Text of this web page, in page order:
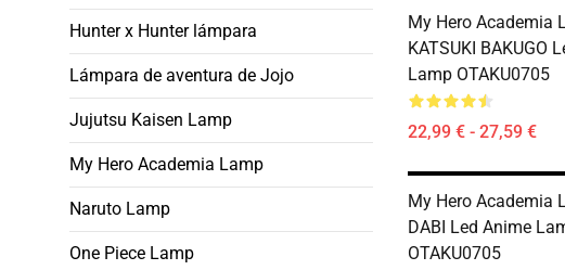
Hunter x Hunter lámpara
Lámpara de aventura de Jojo
Jujutsu Kaisen Lamp
My Hero Academia Lamp
Naruto Lamp
One Piece Lamp
My Hero Academia
KATSUKI BAKUGO
Lamp OTAKU0705
22,99 € - 27,59 €
My Hero Academia
DABI Led Anime
OTAKU0705